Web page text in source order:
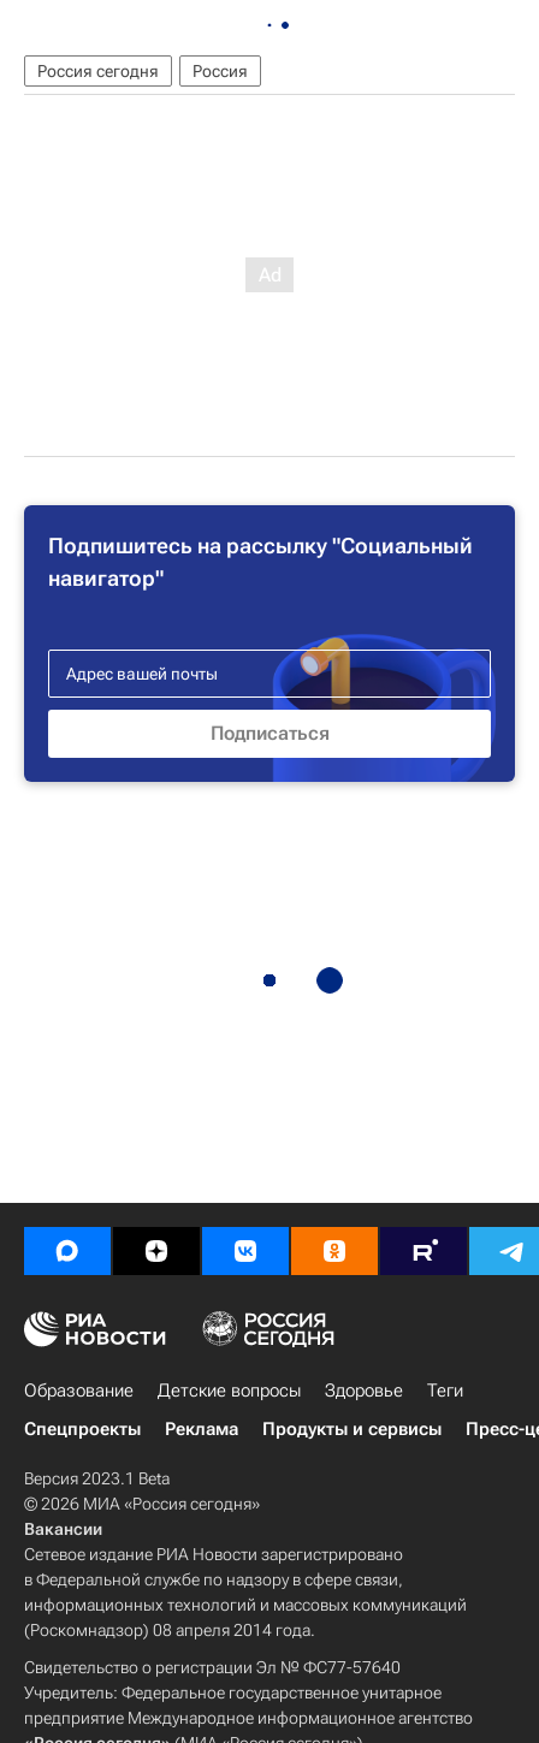
Россия сегодня Россия
Подпишитесь на рассылку "Социальный
навигатор"
Образование Детские вопросы Здоровье
Теги
Спецпроекты
Реклама Продукты и сервисы Пресс-
Версия 2023.1 Beta
© 2026 МИА «Россия сегодня»
Вакансии
Сетевое издание РИА Новости зарегистрировано
в Федеральной службе по надзору в сфере связи,
информационных технологий и массовых коммуникаций
(Роскомнадзор) 08 апреля 2014 года.
Свидетельство о регистрации Эл № ФС77-57640
Учредитель: Федеральное государственное унитарное
предприятие Международное информационное агентство